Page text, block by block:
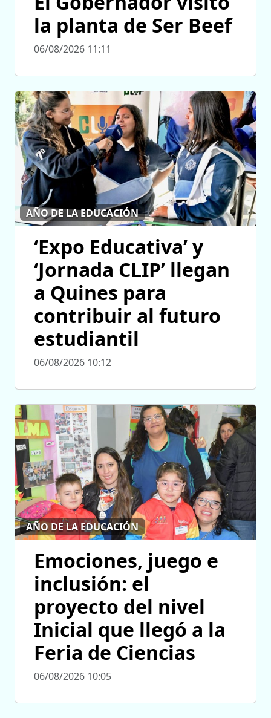
la planta de Ser Beef
06/08/2026 11:11
AÑO DE LA EDUCACIÓN
‘Expo Educativa’ y
‘Jornada CLIP’ llegan
a Quines para
contribuir al futuro
estudiantil
06/08/2026 10:12
AÑO DE LA EDUCACIÓN
Emociones, juego e
inclusión: el
proyecto del nivel
Inicial que llegó a la
Feria de Ciencias
06/08/2026 10:05